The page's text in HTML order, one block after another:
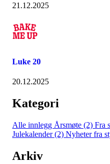
21.12.2025
Luke 20
20.12.2025
Kategori
Alle innlegg Årsmøte (2) Fra
Julekalender (2) Nyheter fra
Arkiv